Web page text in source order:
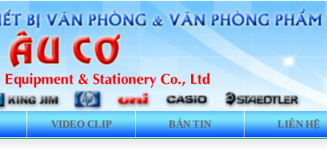
VIDEO CLIP BẢN TIN LIÊN HỆ